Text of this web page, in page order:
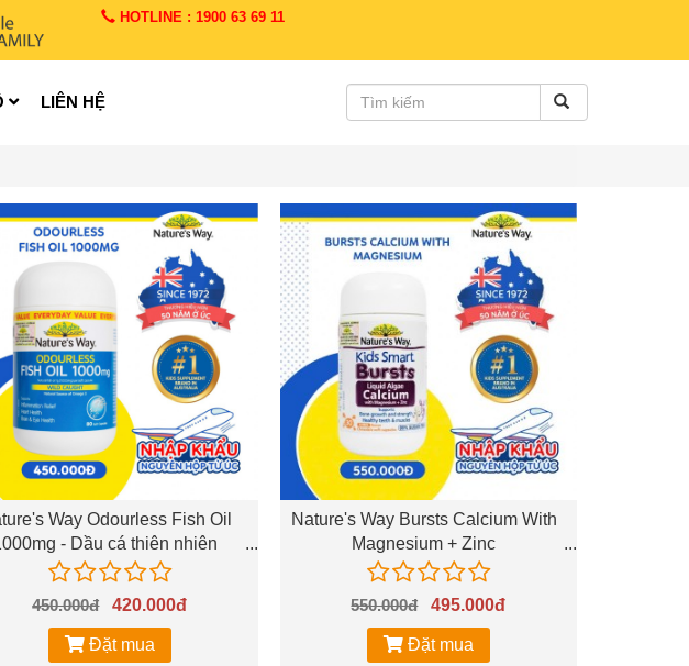
HOTLINE : 1900 63 69 11
LIÊN HỆ
Way Odourless Fish Oil
- Dầu cá thiên nhiên
không mùi (Hộp 80 viên)
450.000đ420.000đ
Đặt mua
Nature's Way Bursts Calcium With
Magnesium + Zinc
550.000đ495.000đ
Đặt mua